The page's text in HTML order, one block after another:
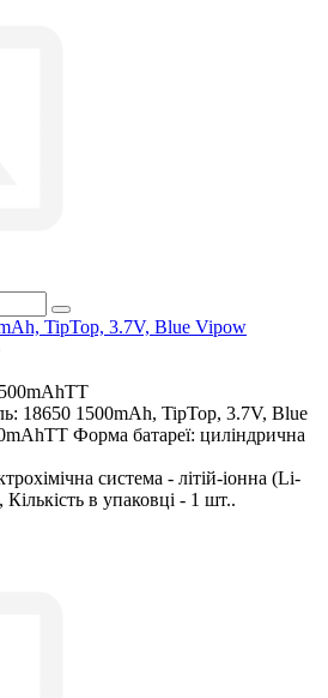
TipTop, 3.7V, Blue Vipow
18650 1500mAh, TipTop, 3.7V, Blue
Форма батареї: циліндрична
система - літій-іонна (Li-
в упаковці - 1 шт..